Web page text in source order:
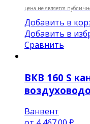
цена не является
Добавить в
Добавить в
Сравнить
ВКВ 160 S
Ванвент